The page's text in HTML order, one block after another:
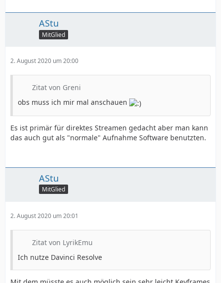
AStu
MitGlied
2. August 2020 um 20:00
Zitat von Greni
obs muss ich mir mal anschauen
Es ist primär für direktes Streamen gedacht aber man kann
das auch gut als "normale" Aufnahme Software benutzten.
AStu
MitGlied
2. August 2020 um 20:01
Zitat von LyrikEmu
Ich nutze Davinci Resolve